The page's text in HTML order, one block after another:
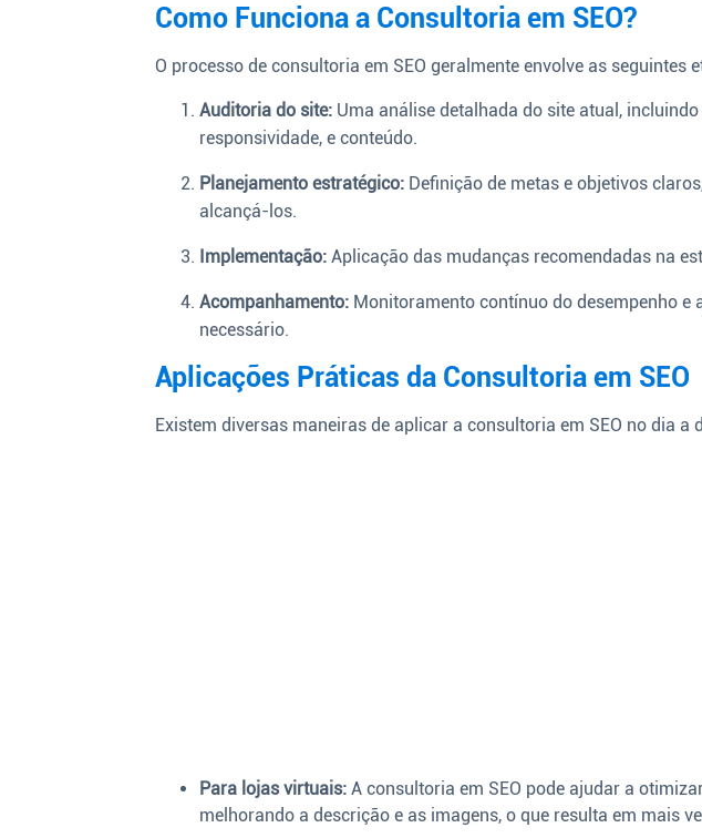
Como Funciona a Consultoria em SEO?
O processo de consultoria em SEO geralmente envolve as seguintes
Auditoria do site: Uma análise detalhada do site atual,
responsividade, e conteúdo.
Planejamento estratégico: Definição de metas e objetivos
alcançá-los.
Implementação: Aplicação das mudanças recomendadas na
Acompanhamento: Monitoramento contínuo do desempenho e
necessário.
Aplicações Práticas da Consultoria em SEO
Existem diversas maneiras de aplicar a consultoria em SEO no dia a
Para lojas virtuais: A consultoria em SEO pode ajudar a
melhorando a descrição e as imagens, o que resulta em mais